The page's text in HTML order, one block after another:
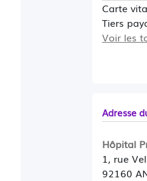
Carte
Tiers
Voir les
Adresse
Hôpital
1, rue
92160